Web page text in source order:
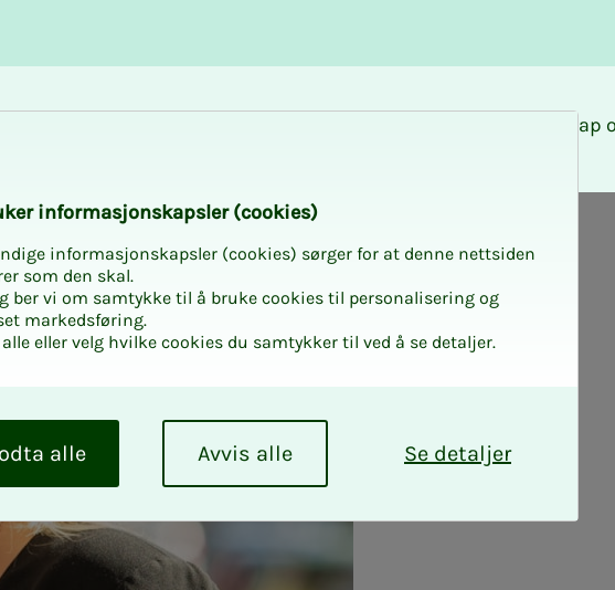
Medlemskap
in­­­for­­­ma­­­sjons­­­kaps­­­­­ler (cookies)
informasjonskapsler (cookies) sørger for at denne nettsiden
som den skal.
ber vi om samtykke til å bruke cookies til personalisering og
markedsføring.
eller velg hvilke cookies du samtykker til ved å se detaljer.
Se detaljer
Avvis alle
alle